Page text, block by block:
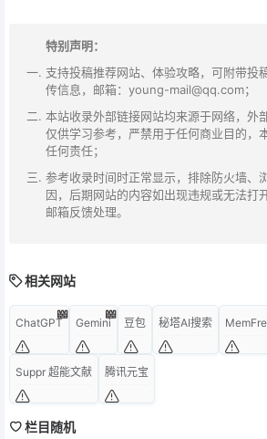
特别声明：
支持投稿推荐网站、体验攻略，可附带投
传信息，邮箱：young-mail@qq.com；
本站收录外部链接网站均来源于网络，外
仅供学习参考，严禁用于任何商业目的，
任何责任；
参考收录时间时正常显示，排除防火墙、
因，后期网站的内容如出现违规或无法打
邮箱反馈处理。
相关网站
ChatGPT Gemini 豆包 秘塔AI搜索
Suppr 超能文献 腾讯元宝
栏目随机